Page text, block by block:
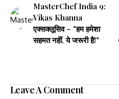
MasterChef India 9:
Vikas Khanna
एक्सक्लूसिव – "हम हमेशा
सहमत नहीं, ये जरूरी है!"
Leave A Comment